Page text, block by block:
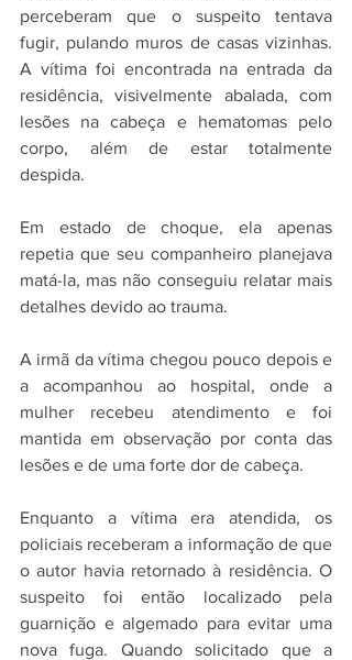
perceberam que o suspeito tentava
fugir, pulando muros de casas vizinhas.
A vítima foi encontrada na entrada da
residência, visivelmente abalada, com
lesões na cabeça e hematomas pelo
corpo, além de estar totalmente
despida.
Em estado de choque, ela apenas
repetia que seu companheiro planejava
matá-la, mas não conseguiu relatar mais
detalhes devido ao trauma.
A irmã da vítima chegou pouco depois e
a acompanhou ao hospital, onde a
mulher recebeu atendimento e foi
mantida em observação por conta das
lesões e de uma forte dor de cabeça.
Enquanto a vítima era atendida, os
policiais receberam a informação de que
o autor havia retornado à residência. O
suspeito foi então localizado pela
guarnição e algemado para evitar uma
nova fuga. Quando solicitado que a